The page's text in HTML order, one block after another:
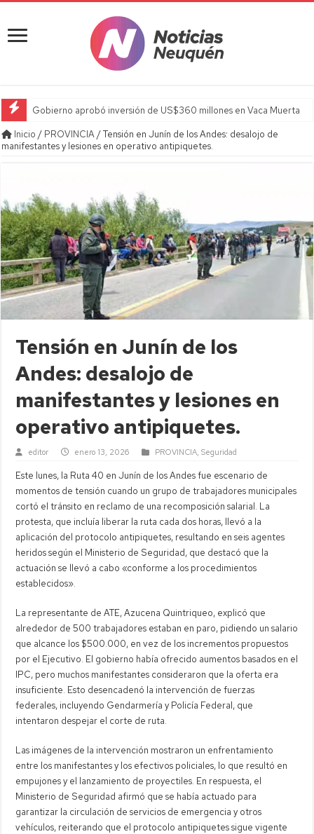
Gobierno aprobó inversión de US$360 millones en Vaca Muerta
Inicio / PROVINCIA/Tensión en Junín de los Andes: desalojo de
manifestantes y lesiones en operativo antipiquetes.
Tensión en Junín de los
Andes: desalojo de
manifestantes y lesiones en
operativo antipiquetes.
editor enero 13, 2026 PROVINCIA ,Seguridad
Este lunes, la Ruta 40 en Junín de los Andes fue escenario de
momentos de tensión cuando un grupo de trabajadores municipales
cortó el tránsito en reclamo de una recomposición salarial. La
protesta, que incluía liberar la ruta cada dos horas, llevó a la
aplicación del protocolo antipiquetes, resultando en seis agentes
heridos según el Ministerio de Seguridad, que destacó que la
actuación se llevó a cabo «conforme a los procedimientos
establecidos».
La representante de ATE, Azucena Quintriqueo, explicó que
alrededor de 500 trabajadores estaban en paro, pidiendo un salario
que alcance los $500.000, en vez de los incrementos propuestos
por el Ejecutivo. El gobierno había ofrecido aumentos basados en el
IPC, pero muchos manifestantes consideraron que la oferta era
insuficiente. Esto desencadenó la intervención de fuerzas
federales, incluyendo Gendarmería y Policía Federal, que
intentaron despejar el corte de ruta.
Las imágenes de la intervención mostraron un enfrentamiento
entre los manifestantes y los efectivos policiales, lo que resultó en
empujones y el lanzamiento de proyectiles. En respuesta, el
Ministerio de Seguridad afirmó que se había actuado para
garantizar la circulación de servicios de emergencia y otros
vehículos, reiterando que el protocolo antipiquetes sigue vigente